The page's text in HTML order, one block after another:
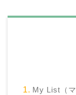
My List（